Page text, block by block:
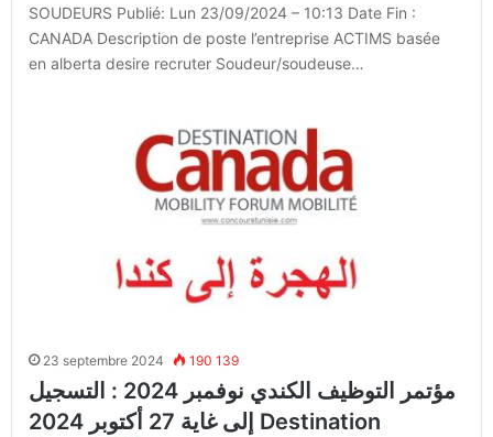
SOUDEURS Publié: Lun 23/09/2024 – 10:13 Date Fin :
CANADA Description de poste l’entreprise ACTIMS basée
en alberta desire recruter Soudeur/soudeuse…
23 septembre 2024 190 139
مؤتمر التوظيف الكندي نوفمبر 2024 : التسجيل
إلى غاية 27 أكتوبر 2024 Destination